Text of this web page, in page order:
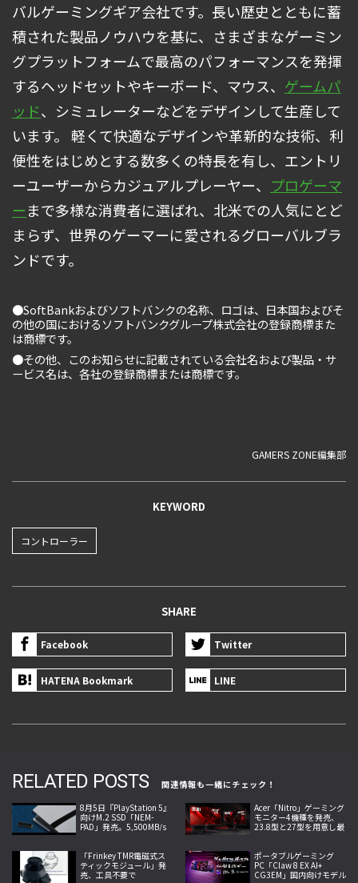
バルゲーミングギア会社です。長い歴史とともに蓄
積された製品ノウハウを基に、さまざまなゲーミン
グプラットフォームで最高のパフォーマンスを発揮
するヘッドセットやキーボード、マウス、 ゲームパ
ッド、シミュレーターなどをデザインして生産して
います。 軽くて快適なデザインや革新的な技術、利
便性をはじめとする数多くの特長を有し、エントリ
ーユーザーからカジュアルプレーヤー、 プロゲーマ
ーまで多様な消費者に選ばれ、北米での人気にとど
まらず、世界のゲーマーに愛されるグローバルブラ
ンドです。
●SoftBankおよびソフトバンクの名称、ロゴは、日本国およびそ
の他の国におけるソフトバンクグループ株式会社の登録商標また
は商標です。
●その他、このお知らせに記載されている会社名および製品・サ
ービス名は、各社の登録商標または商標です。
GAMERS ZONE編集部
KEYWORD
コントローラー
SHARE
Facebook Twitter
HATENA Bookmark LINE
RELATED POSTS
関連情報も一緒にチェック！
8月5日『PlayStation 5』
向けM.2 SSD「NEM-
PAD」発売。5,500MB/s
Acer「Nitro」ゲーミング
モニター4機種を発売、
23.8型と27型を用意し最
「Frinkey TMR電磁式ス
ティックモジュール」発
売、工具不要で
ポータブルゲーミング
PC「Claw 8 EX AI+
CG3EM」国内向けモデル